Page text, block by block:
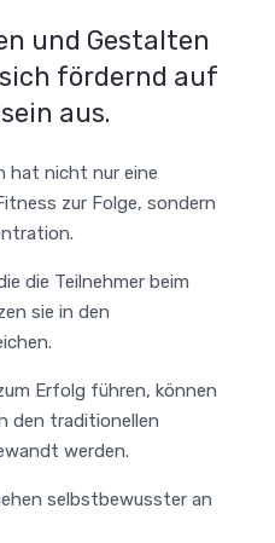
und Gestalten
fördernd auf
aus.
hat nicht nur eine
zur Folge, sondern
die Teilnehmer beim
sie in den
Erfolg führen, können
den traditionellen
werden.
selbstbewusster an